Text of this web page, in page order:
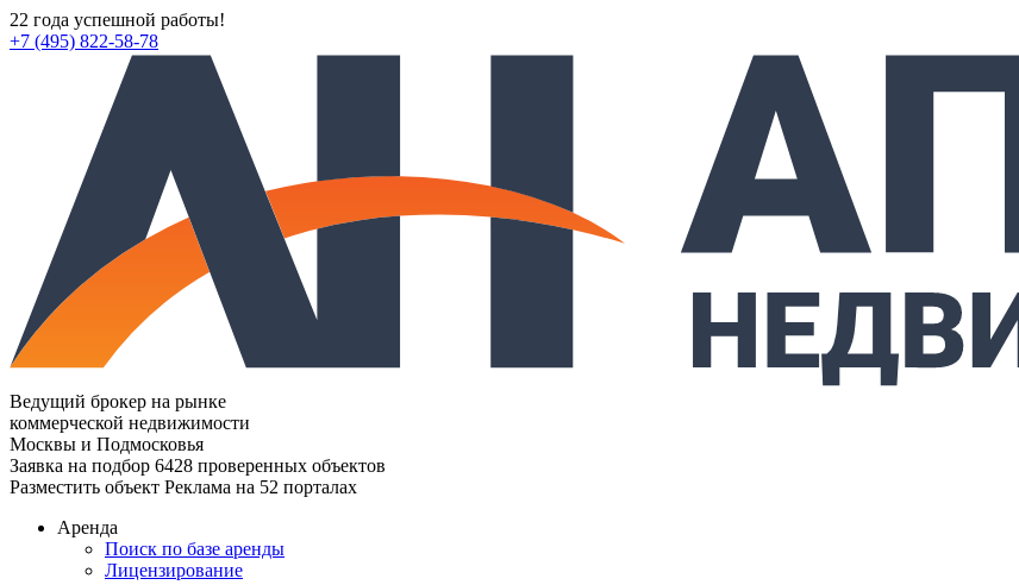
22 года успешной работы!
+7 (495) 822-58-78
Ведущий брокер на рынке
коммерческой недвижимости
Москвы и Подмосковья
Заявка на подбор 6428 проверенных объектов
Разместить объект Реклама на 52 порталах
Аренда
Поиск по базе аренды
Лицензирование